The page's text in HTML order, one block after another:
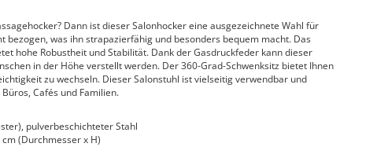
Dann ist dieser Salonhocker eine ausgezeichnete Wahl für
bezogen, was ihn strapazierfähig und besonders bequem macht. Das
hohe Robustheit und Stabilität. Dank der Gasdruckfeder kann dieser
in der Höhe verstellt werden. Der 360-Grad-Schwenksitz bietet Ihnen
zu wechseln. Dieser Salonstuhl ist vielseitig verwendbar und
Cafés und Familien.
pulverbeschichteter Stahl
(Durchmesser x H)